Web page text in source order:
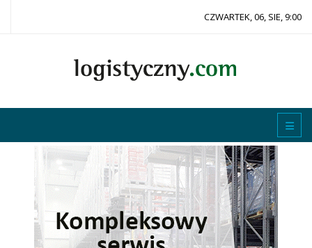
CZWARTEK, 06, SIE, 9:00